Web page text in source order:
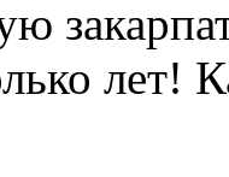
лет!